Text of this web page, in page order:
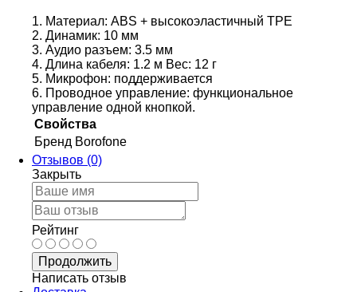
1. Материал: ABS + высокоэластичный TPE
2. Динамик: 10 мм
3. Аудио разъем: 3.5 мм
4. Длина кабеля: 1.2 м Вес: 12 г
5. Микрофон: поддерживается
6. Проводное управление: функциональное
управление одной кнопкой.
Свойства
Бренд Borofone
Отзывов (0)
Закрыть
Рейтинг
Продолжить
Написать отзыв